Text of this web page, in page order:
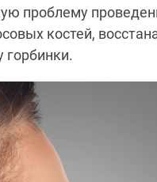
проблему
костей,